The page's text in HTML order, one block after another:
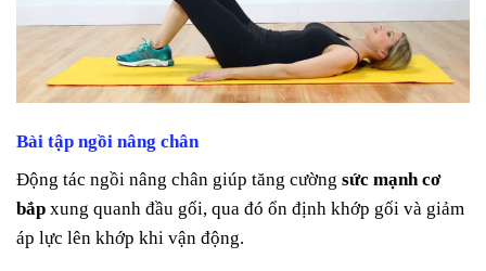
Bài tập ngồi nâng chân
Động tác ngồi nâng chân giúp tăng cường sức mạnh cơ
bắp xung quanh đầu gối, qua đó ổn định khớp gối và giảm
áp lực lên khớp khi vận động.